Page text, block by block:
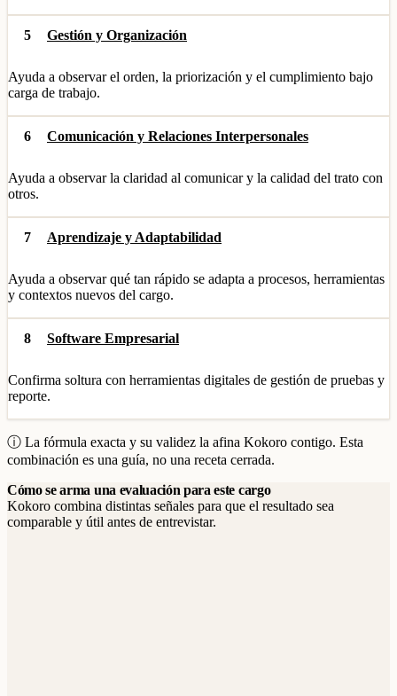
5 Gestión y Organización
Ayuda a observar el orden, la priorización y el cumplimiento bajo
carga de trabajo.
6 Comunicación y Relaciones Interpersonales
Ayuda a observar la claridad al comunicar y la calidad del trato con
otros.
7 Aprendizaje y Adaptabilidad
Ayuda a observar qué tan rápido se adapta a procesos, herramientas
y contextos nuevos del cargo.
8 Software Empresarial
Confirma soltura con herramientas digitales de gestión de pruebas y
reporte.
ⓘ La fórmula exacta y su validez la afina Kokoro contigo. Esta
combinación es una guía, no una receta cerrada.
Cómo se arma una evaluación para este cargo
Kokoro combina distintas señales para que el resultado sea
comparable y útil antes de entrevistar.